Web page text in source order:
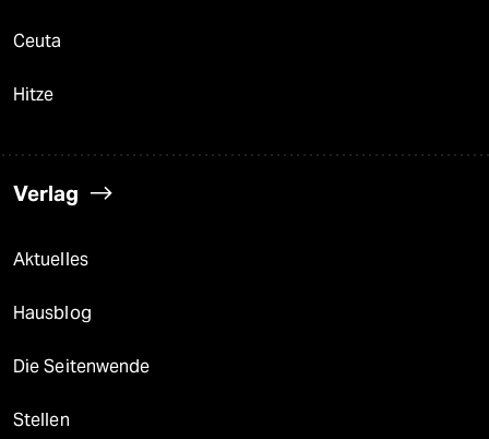
Ceuta
Hitze
Verlag
Aktuelles
Hausblog
Die Seitenwende
Stellen